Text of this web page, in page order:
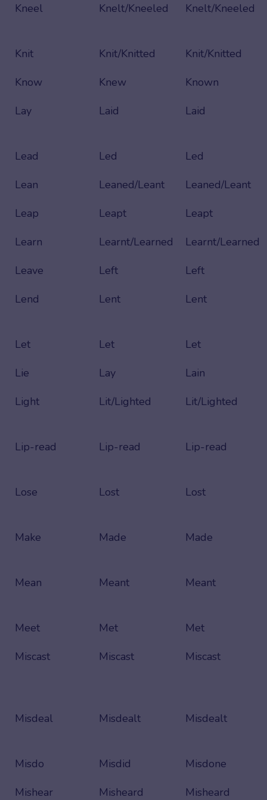
Kneel
Knelt/Kneeled Knelt/Kneeled
Knit Knit/Knitted
Knit/Knitted
Know
Knew
Known
Lay
Laid Laid
Lead Led
Led
Lean
Leaned/Leant
Leaned/Leant
Leap
Leapt
Leapt
Learn
Learnt/Learned
Learnt/Learned
Leave
Left
Left
Lend
Lent Lent
Let Let
Let
Lie
Lay
Lain
Light
Lit/Lighted Lit/Lighted
Lip-read Lip-read Lip-read
Lose Lost Lost
Make Made Made
Mean Meant Meant
Meet Met
Met
Miscast
Miscast Miscast
Misdeal Misdealt Misdealt
Misdo Misdid
Misdone
Mishear
Misheard Misheard